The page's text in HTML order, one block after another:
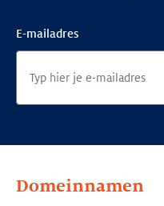
E-mailadres
Domeinnamen